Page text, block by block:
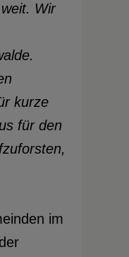
Wir
kurze
für den
im